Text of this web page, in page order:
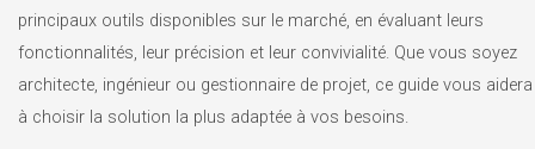
principaux outils disponibles sur le marché, en évaluant leurs
fonctionnalités, leur précision et leur convivialité. Que vous soyez
architecte, ingénieur ou gestionnaire de projet, ce guide vous aidera
à choisir la solution la plus adaptée à vos besoins.